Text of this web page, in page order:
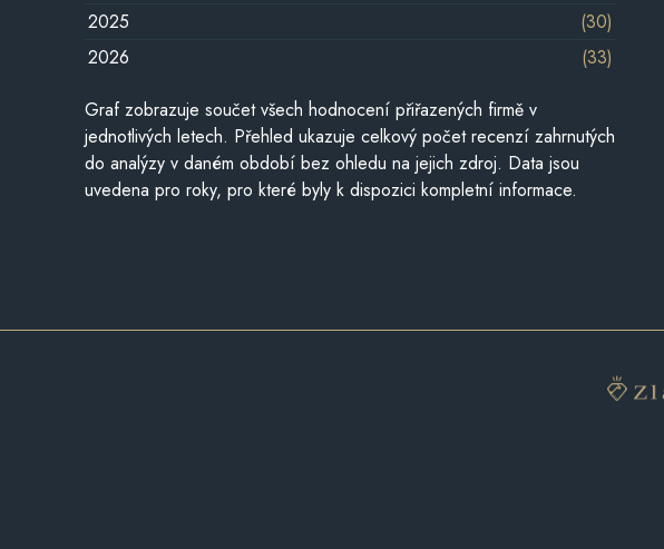
2025
(30)
2026
(33)
Graf zobrazuje součet všech hodnocení přiřazených firmě v
jednotlivých letech. Přehled ukazuje celkový počet recenzí zahrnutých
do analýzy v daném období bez ohledu na jejich zdroj. Data jsou
uvedena pro roky, pro které byly k dispozici kompletní informace.